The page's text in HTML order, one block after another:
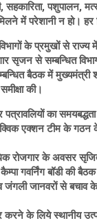
सहकारिता, पशुपालन,
में परेशानी न हो। हर
के प्रमुखों से राज्य
सृजन से सम्बन्धित
बैठक में मुख्यमंत्री
की।
पत्रावलियों का
एक्शन टीम के
रोजगार के अवसर
गवर्निंग बॉडी
जंगली जानवरों से बचाव
के लिये स्थानीय